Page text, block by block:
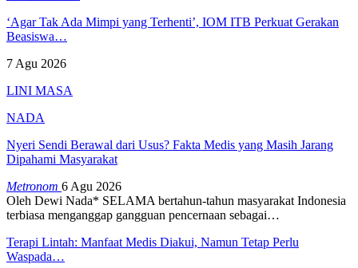
‘Agar Tak Ada Mimpi yang Terhenti’, IOM ITB Perkuat Gerakan
Beasiswa…
7 Agu 2026
LINI MASA
NADA
Nyeri Sendi Berawal dari Usus? Fakta Medis yang Masih Jarang
Dipahami Masyarakat
Metronom 6 Agu 2026
Oleh Dewi Nada* SELAMA bertahun-tahun masyarakat Indonesia
terbiasa menganggap gangguan pencernaan sebagai…
Terapi Lintah: Manfaat Medis Diakui, Namun Tetap Perlu
Waspada…